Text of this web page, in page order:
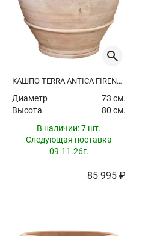
Форма
Особенности
Диаметр
КАШПО TERRA ANTICA FIRENZE CHALK WHITE
Диаметр
73 см.
Высота
80 см.
В наличии:7 шт.
Следующая поставка
09.11.26г.
85 995 ₽